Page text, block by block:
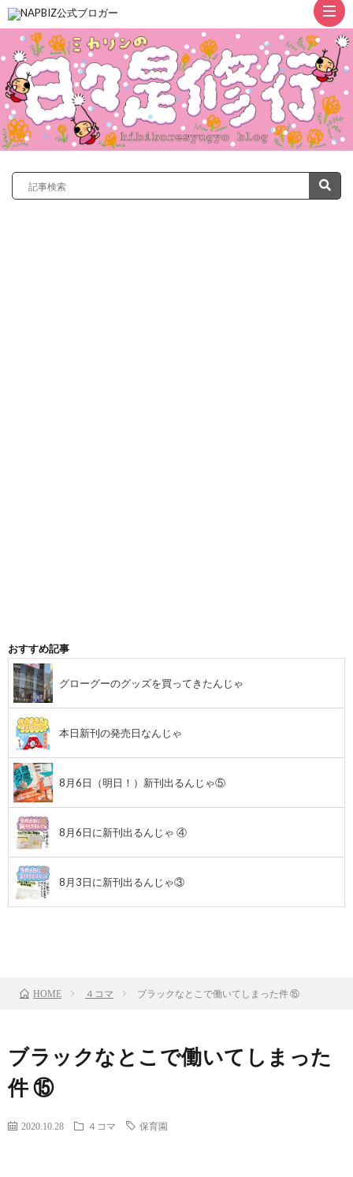
ト
ッ
おすすめ記事
グローグーのグッズを買ってきたんじゃ
本日新刊の発売日なんじゃ
8月6日（明日！）新刊出るんじゃ⑤
8月6日に新刊出るんじゃ ④
8月3日に新刊出るんじゃ③
HOME ４コマ ブラックなとこで働いてしまった件 ⑮
ブラックなとこで働いてしまった
件 ⑮
2020.10.28 ４コマ 保育園